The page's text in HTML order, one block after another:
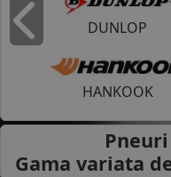
DUNLOP
HANKOOK
Inapoi
Pneuri
Gama variata